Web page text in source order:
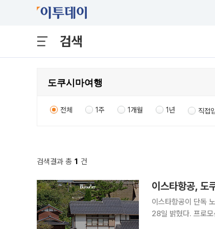
검색
전체 1주 1개월 1년 직접
검색결과 총 1 건
이스타항공, 도
이스타항공이 단독
28일 밝혔다. 프로모션은 이날 오전 10시부터 30일까지 홈페이지와 모바일 앱을 통해 진행된다. 공